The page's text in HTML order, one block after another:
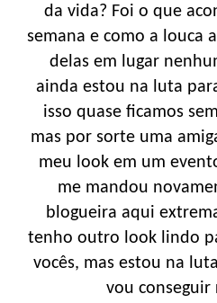
da vida? Foi o que
semana e como a louca
delas em lugar
ainda estou na luta
isso quase ficamos
mas por sorte uma
meu look em um
me mandou
blogueira aqui
tenho outro look lindo
vocês, mas estou na
vou conseguir